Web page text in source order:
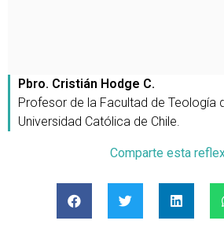
Pbro. Cristián Hodge C.
Profesor de la Facultad de Teología
Universidad Católica de Chile.
Comparte esta